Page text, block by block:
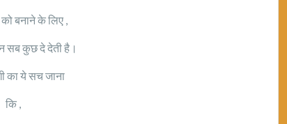
बनाने के लिए ,
सब कुछ दे देती है।
का ये सच जाना
कि ,